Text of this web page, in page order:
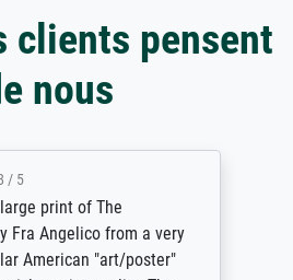
clients pensent
nous
/ 5
print of The
Fra Angelico from a very
American "art/poster"